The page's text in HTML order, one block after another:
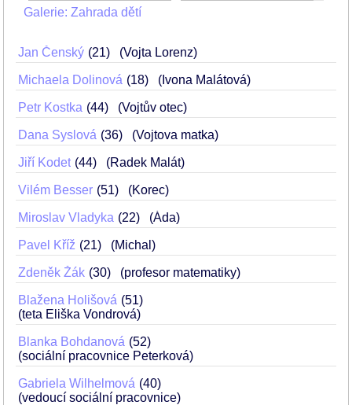
Galerie: Zahrada dětí
Jan Čenský 21 (Vojta Lorenz)
Michaela Dolinová 18 (Ivona Malátová)
Petr Kostka 44 (Vojtův otec)
Dana Syslová 36 (Vojtova matka)
Jiří Kodet 44 (Radek Malát)
Vilém Besser 51 (Korec)
Miroslav Vladyka 22 (Áda)
Pavel Kříž 21 (Michal)
Zdeněk Žák 30 (profesor matematiky)
Blažena Holišová
51
(teta Eliška Vondrová)
Blanka Bohdanová
52
(sociální pracovnice Peterková)
Gabriela Wilhelmová
40
(vedoucí sociální pracovnice)